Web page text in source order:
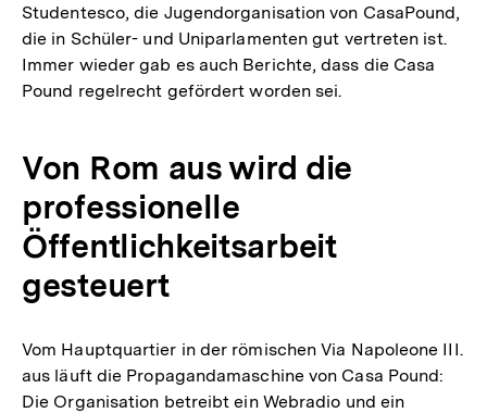
Studentesco, die Jugendorganisation von CasaPound,
die in Schüler- und Uniparlamenten gut vertreten ist.
Immer wieder gab es auch Berichte, dass die Casa
Pound regelrecht gefördert worden sei.
Von Rom aus wird die
professionelle
Öffentlichkeitsarbeit
gesteuert
Vom Hauptquartier in der römischen Via Napoleone III.
aus läuft die Propagandamaschine von Casa Pound:
Die Organisation betreibt ein Webradio und ein